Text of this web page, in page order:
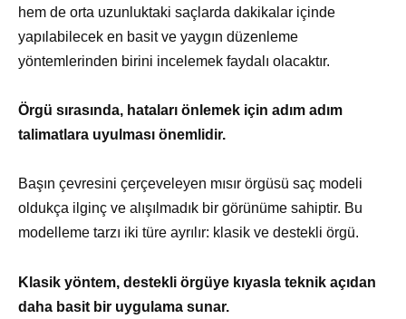
hem de orta uzunluktaki saçlarda dakikalar içinde
yapılabilecek en basit ve yaygın düzenleme
yöntemlerinden birini incelemek faydalı olacaktır.
Örgü sırasında, hataları önlemek için adım adım
talimatlara uyulması önemlidir.
Başın çevresini çerçeveleyen mısır örgüsü saç modeli
oldukça ilginç ve alışılmadık bir görünüme sahiptir. Bu
modelleme tarzı iki türe ayrılır: klasik ve destekli örgü.
Klasik yöntem, destekli örgüye kıyasla teknik açıdan
daha basit bir uygulama sunar.